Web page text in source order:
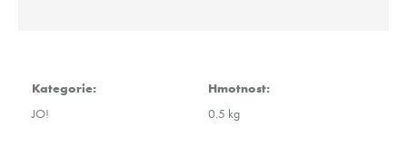
Kategorie:
JO!
Hmotnost:
0.5 kg
259